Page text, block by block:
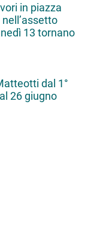
in piazza
13 tornano
dal 1°
26 giugno